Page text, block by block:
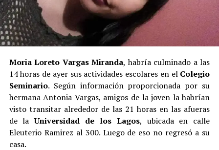
Moria Loreto Vargas Miranda, habría culminado a las
14 horas de ayer sus actividades escolares en el Colegio
Seminario. Según información proporcionada por su
hermana Antonia Vargas, amigos de la joven la habrían
visto transitar alrededor de las 21 horas en las afueras
de laUniversidad de los Lagos, ubicada en calle
Eleuterio Ramirez al 300. Luego de eso no regresó a su
casa.